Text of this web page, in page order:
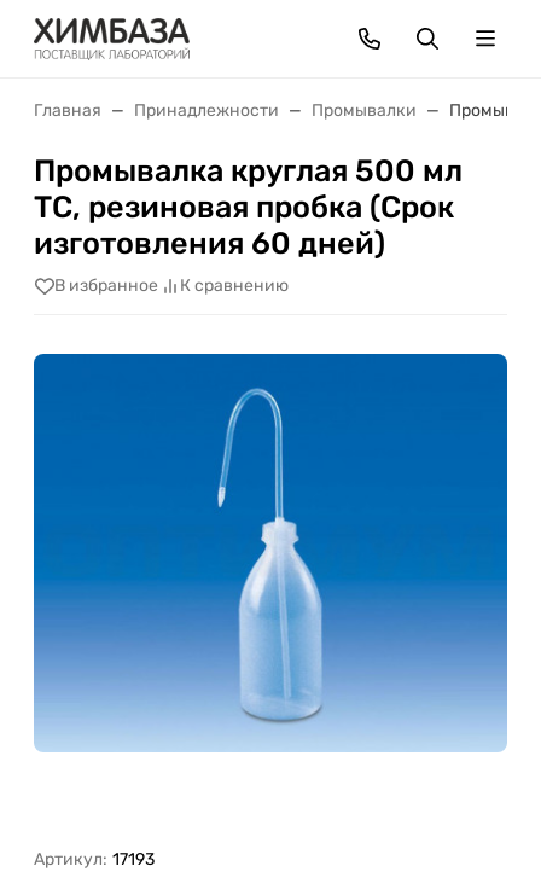
Главная Принадлежности Промывалки
Промывалка круглая 500 мл
ТС, резиновая пробка (Срок
изготовления 60 дней)
В избранное К сравнению
Артикул: 17193